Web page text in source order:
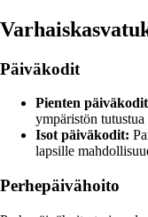
Päiväkodit
Pienten
ympäristön
Isot päiväkodit:
lapsille
Perhepäivähoito